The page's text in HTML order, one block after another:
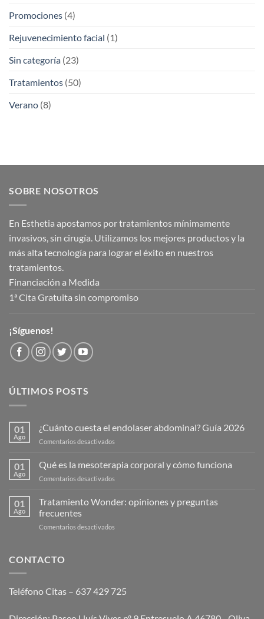
Promociones (4)
Rejuvenecimiento facial (1)
Sin categoría (23)
Tratamientos (50)
Verano (8)
SOBRE NOSOTROS
En Esthetia apostamos por tratamientos mínimamente
invasivos, sin cirugía. Utilizamos los mejores productos y la
más alta tecnología para lograr el éxito en nuestros
tratamientos.
Financiación a Medida
1ª Cita Gratuita sin compromiso
¡Síguenos!
ÚLTIMOS POSTS
01
Ago
¿Cuánto cuesta el endolaser abdominal? Guía 2026
Comentarios desactivados
cuesta
el
Guía
01
Ago
Qué es la mesoterapia corporal y cómo funciona
Comentarios desactivados
es
la
01
Ago
Tratamiento Wonder: opiniones y preguntas
frecuentes
Comentarios desactivados
CONTACTO
Teléfono Citas – 637 429 725